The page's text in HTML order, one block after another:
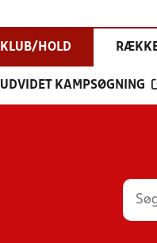
KLUB/HOLD
UDVIDET KAMPSØGNING